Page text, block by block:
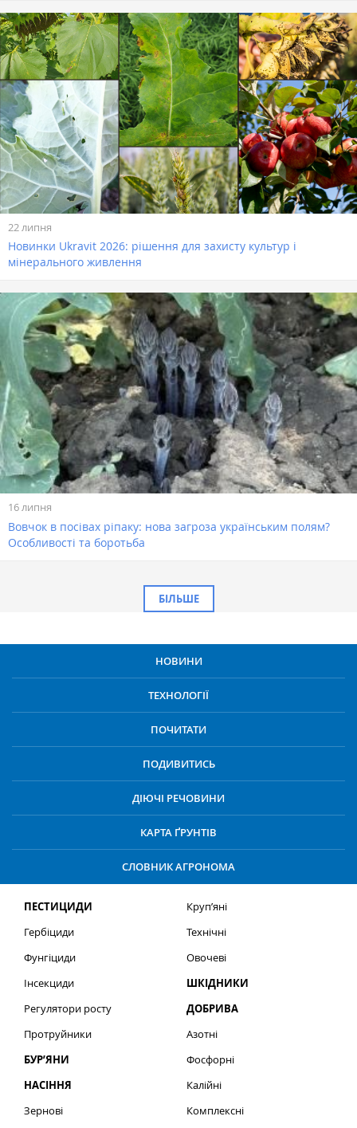
22 липня
Новинки Ukravit 2026: рішення для захисту культур і
мінерального живлення
16 липня
Вовчок в посівах ріпаку: нова загроза українським полям?
Особливості та боротьба
БІЛЬШЕ
НОВИНИ
ТЕХНОЛОГІЇ
ПОЧИТАТИ
ПОДИВИТИСЬ
ДІЮЧІ РЕЧОВИНИ
КАРТА ҐРУНТІВ
СЛОВНИК АГРОНОМА
ПЕСТИЦИДИ
Гербіциди
Фунгіциди
Інсекциди
Регулятори росту
Протруйники
БУР’ЯНИ
НАСІННЯ
Зернові
Круп’яні
Технічні
Овочеві
ШКІДНИКИ
ДОБРИВА
Азотні
Фосфорні
Калійні
Комплексні